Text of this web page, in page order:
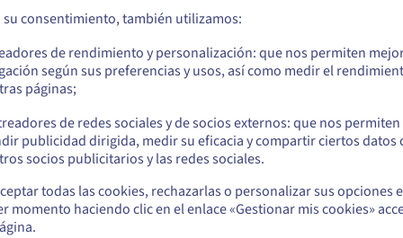
del sistema
a la seguridad. El acceso root en tu VPS te
el acceso SSH, gestionar ciclos de vida de certificados y
de manera independiente. La arquitectura de Dokploy
adaptar el entorno de alojamiento para cumplir con tus
por las políticas de una plataforma gestionada.
para tu VPS de Dokploy?
us.ovhcloud.com/
Inglés USD - $
Permanezca en el sitio web actual
otro sitio web
su consentimiento, también utilizamos:
de rendimiento y personalización: que nos permiten
según sus preferencias y usos, así como medir el
páginas;
de redes sociales y de socios externos: que nos permiten
publicidad dirigida, medir su eficacia y compartir ciertos datos
socios publicitarios y las redes sociales.
todas las cookies, rechazarlas o personalizar sus opciones
momento haciendo clic en el enlace «Gestionar mis cookies»